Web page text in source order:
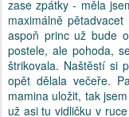
zase zpátky - měla
maximálně
aspoň princ už bude
postele, ale pohoda,
štrikovala. Naštěstí si
opět dělala večeře.
mamina uložit, tak
už asi tu vidličku v